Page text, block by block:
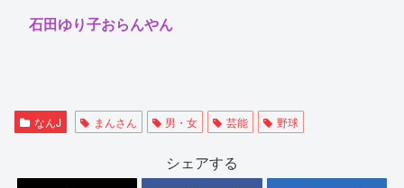
石田ゆり子おらんやん
なんJ まんさん 男・女 芸能 野球
シェアする